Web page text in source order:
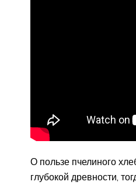
О пользе пчелиного
глубокой древности,